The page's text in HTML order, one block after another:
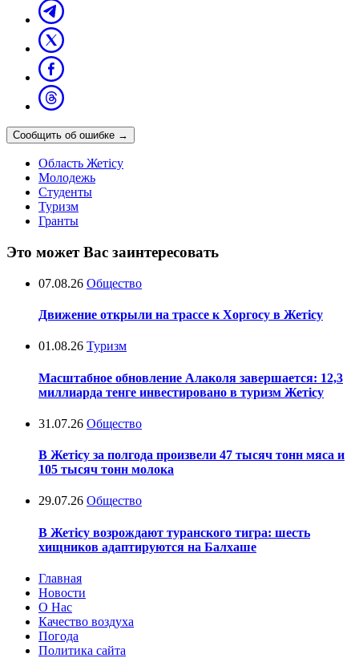
Сообщить об ошибке →
Область Жетісу
Молодежь
Студенты
Туризм
Гранты
Это может Вас заинтересовать
07.08.26 Общество
Движение открыли на трассе к Хоргосу в Жетісу
01.08.26 Туризм
Масштабное обновление Алаколя завершается: 12,3
миллиарда тенге инвестировано в туризм Жетісу
31.07.26 Общество
В Жетісу за полгода произвели 47 тысяч тонн мяса и
105 тысяч тонн молока
29.07.26 Общество
В Жетісу возрождают туранского тигра: шесть
хищников адаптируются на Балхаше
Главная
Новости
О Нас
Качество воздуха
Погода
Политика сайта